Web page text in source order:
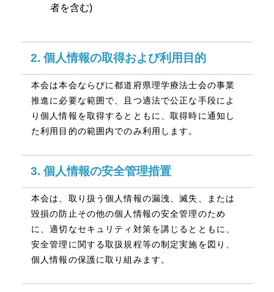
者を含む)
2. 個人情報の取得および利用目的
本会は本会ならびに都道府県理学療法士会の事業
推進に必要な範囲で、且つ適法で公正な手段によ
り個人情報を取得するとともに、取得時に通知し
た利用目的の範囲内でのみ利用します。
3. 個人情報の安全管理措置
本会は、取り扱う個人情報の漏洩、滅失、または
毀損の防止その他の個人情報の安全管理のため
に、適切なセキュリティ対策を講じるとともに、
安全管理に関する取扱規程等の制定実施を図り、
個人情報の保護に取り組みます。